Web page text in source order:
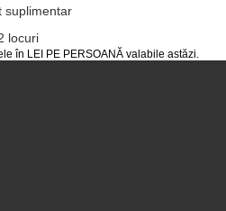
în LEI PE PERSOANĂ valabile astăzi.
suplimentar
locuri